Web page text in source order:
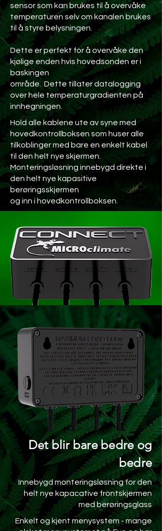
sensor som kan brukes til å overvåke
temperaturen selv om kanalen brukes
til å styre belysningen.
Dette er perfekt for å overvåke den
kjølige enden hvis hovedsonden er i
baskingen
område. Dette tillater datalogging
over hele temperaturgradienten på
innhegningen.
Hold alle kablene ute av syne med
hovedkontrollboksen som huser alle
tilkoblinger med bare en enkelt kabel
til den helt nye skjermen.
Monteringsløsning innebygd direkte i
den helt nye kapasitive
berøringsskjermen
og inn i hovedkontrollboksen.
Det blir bare bedre og
bedre
Innebygd monteringsløsning for den
helt nye kapacative frontskjermen
med berøringsglass
Enkelt og kjent menysystem - mange